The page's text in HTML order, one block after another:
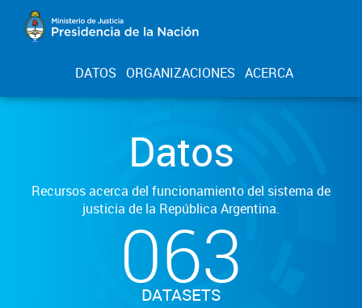
DATOS ORGANIZACIONES ACERCA
Datos
Recursos acerca del funcionamiento del sistema de
justicia de la República Argentina.
063
DATASETS